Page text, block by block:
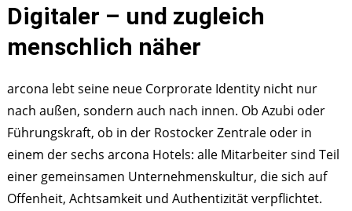
Richtet
Neu
Aus
Digitaler – und zugleich
menschlich näher
arcona lebt seine neue Corprorate Identity nicht nur
nach außen, sondern auch nach innen. Ob Azubi oder
Führungskraft, ob in der Rostocker Zentrale oder in
einem der sechs arcona Hotels: alle Mitarbeiter sind Teil
einer gemeinsamen Unternehmenskultur, die sich auf
Offenheit, Achtsamkeit und Authentizität verpflichtet.